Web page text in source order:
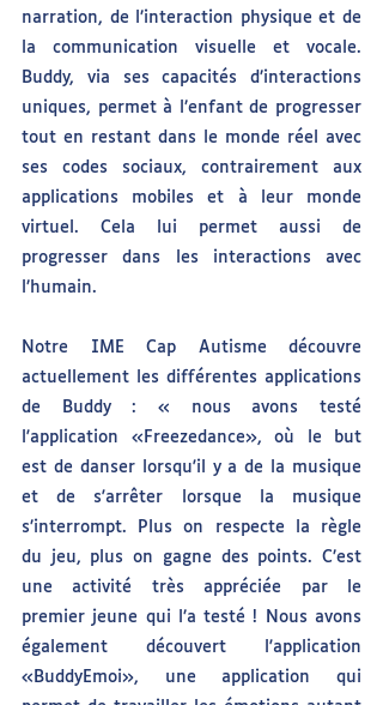
narration, de l’interaction physique et de
la communication visuelle et vocale.
Buddy, via ses capacités d’interactions
uniques, permet à l’enfant de progresser
tout en restant dans le monde réel avec
ses codes sociaux, contrairement aux
applications mobiles et à leur monde
virtuel. Cela lui permet aussi de
progresser dans les interactions avec
l’humain.
Notre IME Cap Autisme découvre
actuellement les différentes applications
de Buddy : « nous avons testé
l'application «Freezedance», où le but
est de danser lorsqu'il y a de la musique
et de s'arrêter lorsque la musique
s’interrompt. Plus on respecte la règle
du jeu, plus on gagne des points. C’est
une activité très appréciée par le
premier jeune qui l’a testé ! Nous avons
également découvert l'application
«BuddyEmoi», une application qui